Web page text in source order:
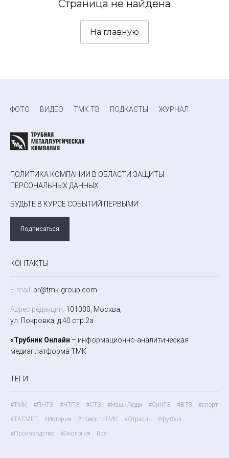
Страница не найдена
На главную
ФОТО ВИДЕО ТМК ТВ ПОДКАСТЫ ЖУРНАЛ
ПОЛИТИКА КОМПАНИИ В ОБЛАСТИ ЗАЩИТЫ
ПЕРСОНАЛЬНЫХ ДАННЫХ
БУДЬТЕ В КУРСЕ СОБЫТИЙ ПЕРВЫМИ
Подписаться
КОНТАКТЫ
E-mail: pr@tmk-group.com
Адрес редакции: 101000, Москва,
ул. Покровка, д.40 стр.2а
«Трубник Онлайн – информационно-аналитическая
медиаплатформа ТМК
ТЕГИ
#ТМК #ПНТЗ #ЧТПЗ #СТЗ #НашиЛюди #СинТЗ #ВТЗ
#спорт
#ТАГМЕТ
#История #НовостиТМК #Отрасль
#футбол
#Производство
#Экология Все